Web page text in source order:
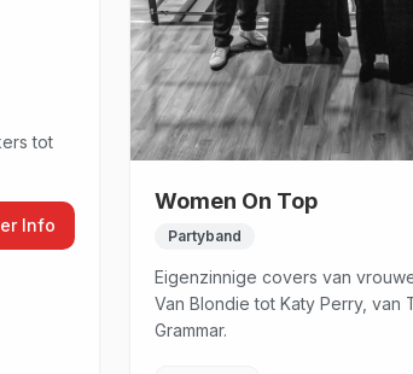
tot
Info
Women On Top
Partyband
Eigenzinnige covers van
Van Blondie tot Katy Perry, van
Grammar.